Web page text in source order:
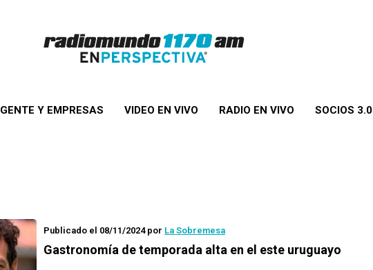
GENTE Y EMPRESAS VIDEO EN VIVO RADIO EN VIVO SOCIOS 3.0
Publicado el 08/11/2024por La Sobremesa
Gastronomía de temporada alta en el este uruguayo